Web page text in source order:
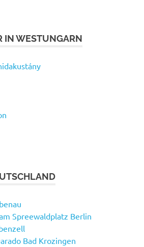
IN WESTUNGARN
Spreewaldplatz Berlin
Bad Krozingen